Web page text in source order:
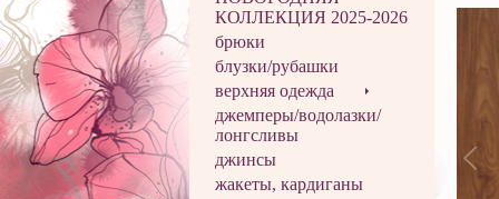
КОЛЛЕКЦИЯ 2025-2026
брюки
блузки/рубашки
верхняя одежда
джемперы/водолазки/
лонгсливы
джинсы
жакеты, кардиганы